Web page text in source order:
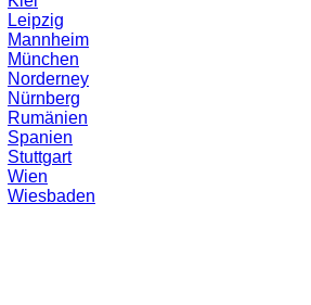
Leipzig
Mannheim
München
Norderney
Nürnberg
Rumänien
Spanien
Stuttgart
Wien
Wiesbaden